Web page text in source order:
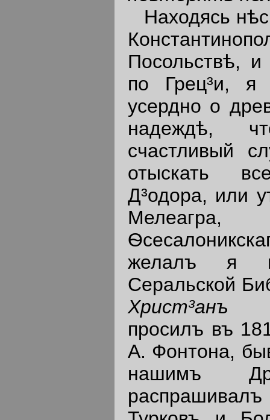
Находясь
Посольствѣ, и
по Грец³и, я
усердно о
надеждѣ,
счастливый
отыскать
Д³одора, или
желалъ я
Серальской
Христ³анъ
просилъ въ
А. Фонтона,
нашимъ